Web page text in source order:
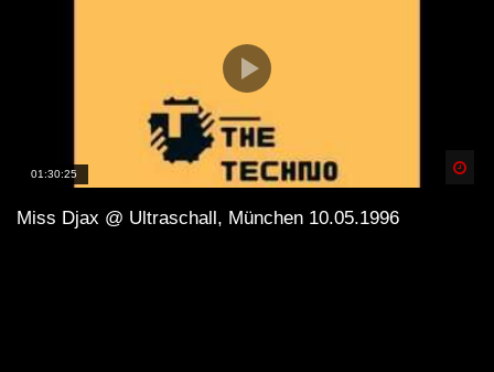
01:30:25
Miss Djax @ Ultraschall, München 10.05.1996